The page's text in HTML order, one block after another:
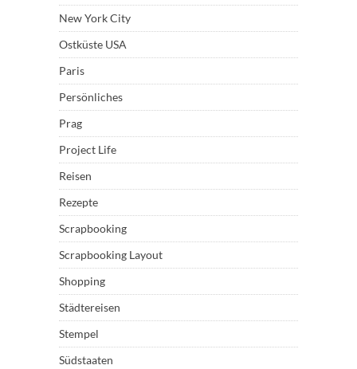
New York City
Ostküste USA
Paris
Persönliches
Prag
Project Life
Reisen
Rezepte
Scrapbooking
Scrapbooking Layout
Shopping
Städtereisen
Stempel
Südstaaten